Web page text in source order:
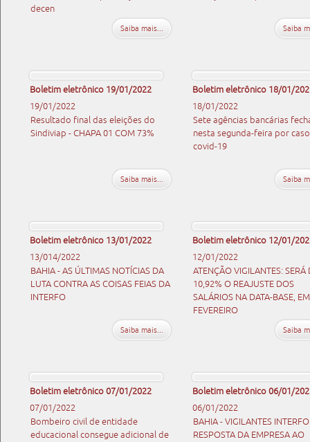
decen
Saiba mais... Saiba
Boletim eletrônico 19/01/2022
19/01/2022
Resultado final das eleições do
Sindiviap - CHAPA 01 COM 73%
Saiba mais...
Boletim eletrônico 18/01/
18/01/2022
Sete agências bancárias
nesta segunda-feira por
covid-19
Saiba
Boletim eletrônico 13/01/2022
13/014/2022
BAHIA - AS ÚLTIMAS NOTÍCIAS DA
LUTA CONTRA AS COISAS FEIAS DA
INTERFO
Saiba mais...
Boletim eletrônico 12/01/
12/01/2022
ATENÇÃO VIGILANTES: SERÁ
10,92% O REAJUSTE DOS
SALÁRIOS NA DATA-BASE, EM
FEVEREIRO
Saiba
Boletim eletrônico 07/01/2022
07/01/2022
Bombeiro civil de entidade
educacional consegue adicional de
Boletim eletrônico 06/01/
06/01/2022
BAHIA - VIGILANTES
RESPOSTA DA EMPRESA AO